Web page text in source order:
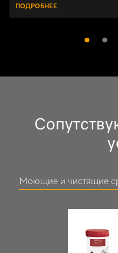
внимание: возможность
определённого момента
ПОДРОБНЕЕ
Моющие и чистящие